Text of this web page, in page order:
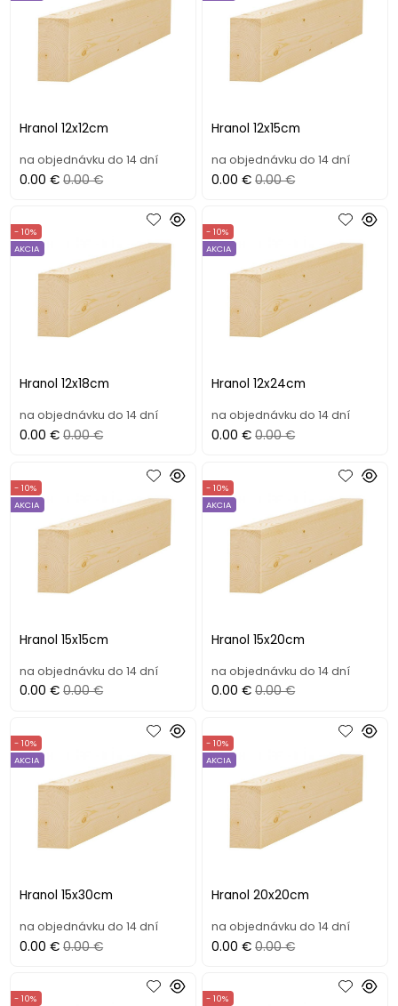
Hranol 12x12cm
na objednávku do 14 dní
0.00 € 0.00 €
Hranol 12x15cm
na objednávku do 14 dní
0.00 € 0.00 €
Hranol 12x18cm
- 10%
AKCIA
na objednávku do 14 dní
0.00 € 0.00 €
Hranol 12x24cm
- 10%
AKCIA
na objednávku do 14 dní
0.00 € 0.00 €
Hranol 15x15cm
- 10%
AKCIA
na objednávku do 14 dní
0.00 € 0.00 €
Hranol 15x20cm
- 10%
AKCIA
na objednávku do 14 dní
0.00 € 0.00 €
Hranol 15x30cm
- 10%
AKCIA
na objednávku do 14 dní
0.00 € 0.00 €
Hranol 20x20cm
- 10%
AKCIA
na objednávku do 14 dní
0.00 € 0.00 €
- 10% - 10%